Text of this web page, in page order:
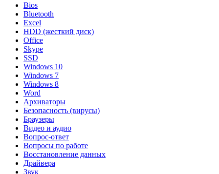
Bios
Bluetooth
Excel
HDD (жесткий диск)
Office
Skype
SSD
Windows 10
Windows 7
Windows 8
Word
Архиваторы
Безопасность (вирусы)
Браузеры
Видео и аудио
Вопрос-ответ
Вопросы по работе
Восстановление данных
Драйвера
Звук